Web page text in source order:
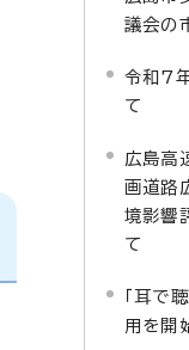
議会の
令和7
て
広島高
画道路
境影響
て
「耳で
用を開